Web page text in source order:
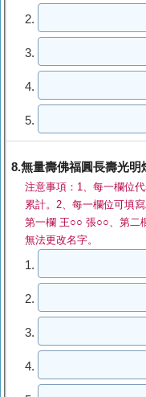
2.
3.
4.
5.
8.無量壽佛福圓長壽光明
注意事項：1、每一欄位
累計。2、每一欄位可填
第一欄 王○○ 張○○、第二
無法更改名字。
1.
2.
3.
4.